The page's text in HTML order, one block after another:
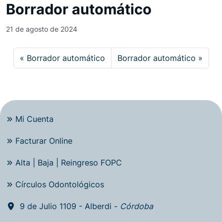
Borrador automático
21 de agosto de 2024
Borrador automático Borrador automático
Mi Cuenta
Facturar Online
Alta | Baja | Reingreso FOPC
Círculos Odontológicos
9 de Julio 1109 - Alberdi - Córdoba